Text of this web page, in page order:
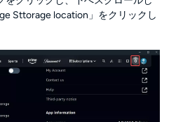
Sttorage location」をクリックし